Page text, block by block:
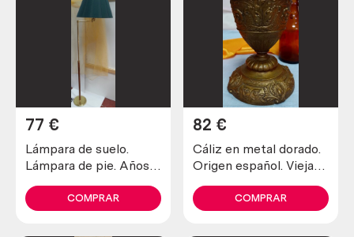
Lámpara de suelo.
Lámpara de pie. Años
80. Pantalla nueva.
77 €
COMPRAR
Cáliz en metal dorado.
Origen español. Vieja
pieza.
82 €
COMPRAR